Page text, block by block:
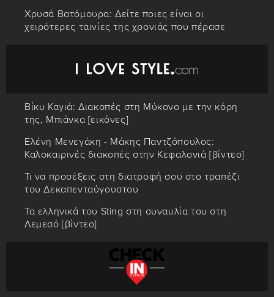
Χρυσά Βατόμουρα: Δείτε ποιες είναι οι
χειρότερες ταινίες της χρονιάς που πέρασε
Βίκυ Καγιά: Διακοπές στη Μύκονο με την κόρη
της, Μπιάνκα [εικόνες]
Ελένη Μενεγάκη - Μάκης Παντζόπουλος:
Καλοκαιρινές διακοπές στην Κεφαλονιά [βίντεο]
Τι να προσέξεις στη διατροφή σου στο τραπέζι
του Δεκαπενταύγουστου
Τα ελληνικά του Sting στη συναυλία του στη
Λεμεσό [βίντεο]